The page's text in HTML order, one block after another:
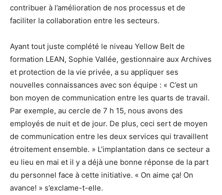
contribuer à l’amélioration de nos processus et de
faciliter la collaboration entre les secteurs.
Ayant tout juste complété le niveau Yellow Belt de
formation LEAN, Sophie Vallée, gestionnaire aux Archives
et protection de la vie privée, a su appliquer ses
nouvelles connaissances avec son équipe : « C’est un
bon moyen de communication entre les quarts de travail.
Par exemple, au cercle de 7 h 15, nous avons des
employés de nuit et de jour. De plus, ceci sert de moyen
de communication entre les deux services qui travaillent
étroitement ensemble. » L’implantation dans ce secteur a
eu lieu en mai et il y a déjà une bonne réponse de la part
du personnel face à cette initiative. « On aime ça! On
avance! » s’exclame-t-elle.